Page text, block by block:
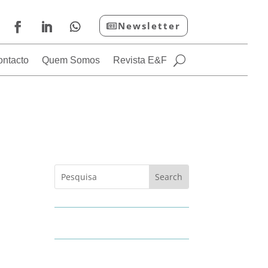
Newsletter
Quem Somos Revista E&F